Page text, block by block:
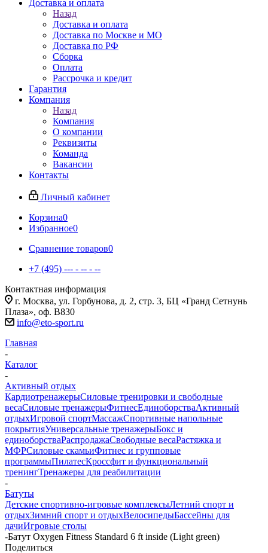
Доставка и оплата
Назад
Доставка и оплата
Доставка по Москве и МО
Доставка по РФ
Сборка
Оплата
Рассрочка и кредит
Гарантия
Компания
Назад
Компания
О компании
Реквизиты
Команда
Вакансии
Контакты
Личный кабинет
Корзина0
Избранное0
Сравнение товаров0
+7 (495) --- - -- - --
Контактная информация
г. Москва, ул. Горбунова, д. 2, стр. 3, БЦ «Гранд Сетнунь
Плаза», оф. В830
info@eto-sport.ru
Главная
-
Каталог
-
Активный отдых
КардиотренажерыСиловые тренировки и свободные
весаСиловые тренажерыФитнесЕдиноборстваАктивный
отдыхИгровой спортМассажСпортивные напольные
покрытияУниверсальные тренажерыБокс и
единоборстваРаспродажаСвободные весаРастяжка и
МФРСиловые скамьиФитнес и групповые
программыПилатесКроссфит и функциональный
тренингТренажеры для реабилитации
-
Батуты
Детские спортивно-игровые комплексыЛетний спорт и
отдыхЗимний спорт и отдыхВелосипедыБассейны для
дачиИгровые столы
-Батут Oxygen Fitness Standard 6 ft inside (Light green)
Поделиться